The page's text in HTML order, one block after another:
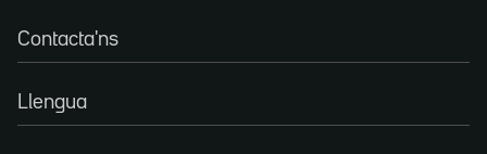
Contacta'ns
Llengua